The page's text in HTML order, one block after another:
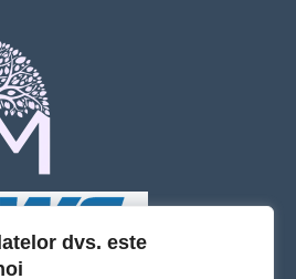
dvs. este